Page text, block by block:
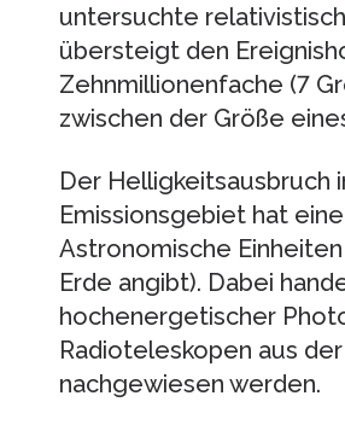
untersuchte
übersteigt den
Zehnmillionenfache (7
zwischen der Größe
Der Helligkeitsausbruch
Emissionsgebiet hat
Astronomische
Erde angibt). Dabei
hochenergetischer
Radioteleskopen aus
nachgewiesen werden.